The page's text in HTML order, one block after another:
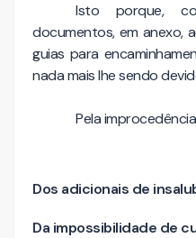
Isto porque,
documentos, em anexo,
guias para
nada mais lhe sendo
Pela
Dos adicionais de
Da impossibilidade de